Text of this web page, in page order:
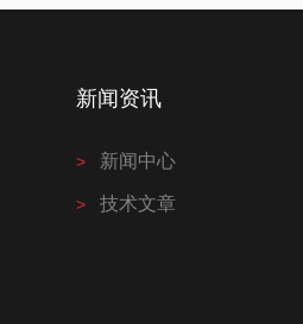
新闻资讯
新闻中心
技术文章